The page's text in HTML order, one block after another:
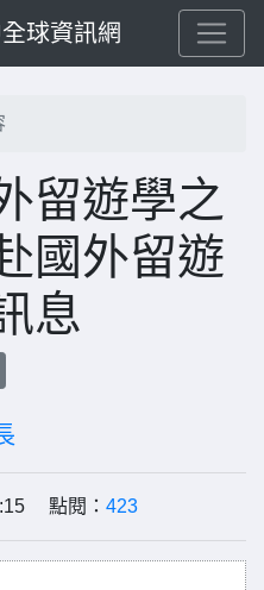
球資訊網
留遊學之
國外留遊
息
點閱： 423